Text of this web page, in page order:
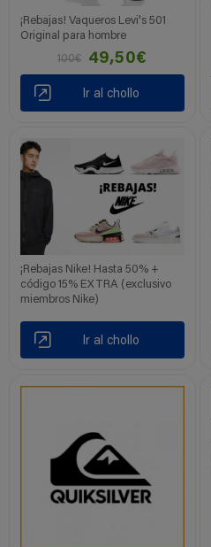
¡Rebajas! Vaqueros Levi's 501
Original para hombre
100€
49,50€
Ir al chollo
¡Rebajas Nike! Hasta 50% +
código 15% EXTRA (exclusivo
miembros Nike)
Ir al chollo